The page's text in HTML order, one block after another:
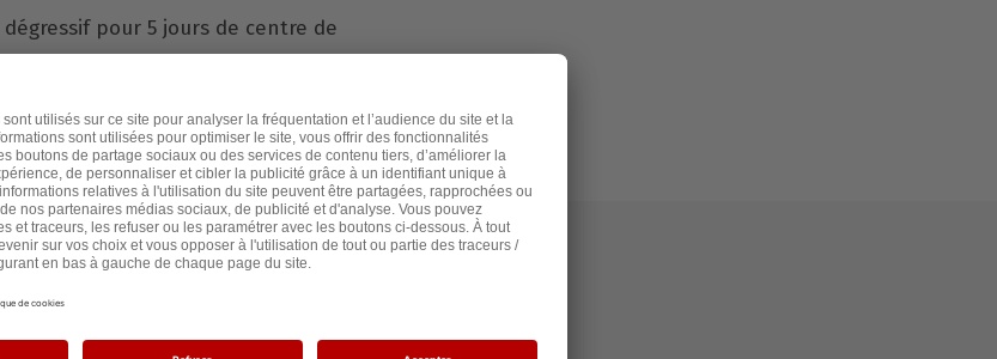
pour 5 jours de centre de
de signatures :
544